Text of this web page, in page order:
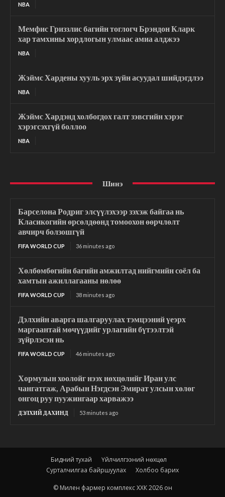
NBA
Мемфис Гриззлис багийн тоглогч Брэндон Кларк
хар тамхины хордлогын улмаас амиа алджээ
NBA
Жэймс Хардены хууль эрх зүйн асуудал шийдэгдлээ
NBA
Жэймс Хардэнд холбогдох галт зэвсгийн хэрэг
хэрэгсэхгүй боллоо
NBA
Шинэ
Барселона Родриг элсүүлэхээр зэхэж байгаа нь
Класикогийн өрсөлдөөнд томоохон өөрчлөлт
авчирч болзошгүй
FIFA WORLD CUP 36 minutes ago
Хөлбөмбөгийн багийн амжилтад нийгмийн соёл ба
хамтын ажиллагааны нөлөө
FIFA WORLD CUP 38 minutes ago
Дэлхийн аварга шалгаруулах тэмцээний үеэрх
маргаантай мөчүүдийг урлагийн бүтээлтэй
зүйрлэсэн нь
FIFA WORLD CUP 46 minutes ago
Хормузын хоолойг нээх нөхцөлийг Иран улс
чангатгаж, Арабын Нэгдсэн Эмират улсын хөлөг
онгоц руу пуужингаар харважээ
ДЭЛХИЙ ДАХИНД 53 minutes ago
Бидний тухай
Үйлчилгээний нөхцөл
Сурталчилгаа байршуулах
Холбоо барих
© Милен фармер комплекс ХХК 2026 он